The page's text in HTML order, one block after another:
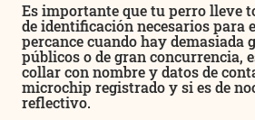
Es importante que tu perro lleve
de identificación necesarios para
percance cuando hay demasiada
públicos o de gran concurrencia,
collar con nombre y datos de
microchip registrado y si es de
reflectivo.